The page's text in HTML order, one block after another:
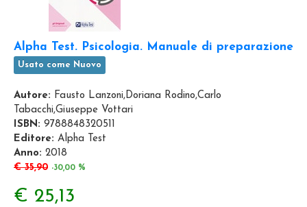
Alpha Test. Psicologia. Manuale di preparazione
Usato come Nuovo
Autore: Fausto Lanzoni,Doriana Rodino,Carlo
Tabacchi,Giuseppe Vottari
ISBN: 9788848320511
Editore: Alpha Test
Anno: 2018
€ 35,90 -30,00 %
€ 25,13